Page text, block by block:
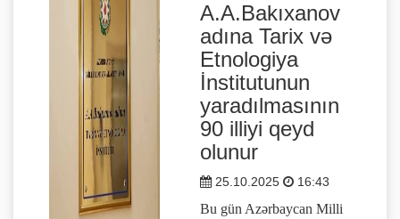
A.A.Bakıxanov
adına Tarix və
Etnologiya
İnstitutunun
yaradılmasının
90 illiyi qeyd
olunur
25.10.2025 16:43
Bu gün Azərbaycan Milli